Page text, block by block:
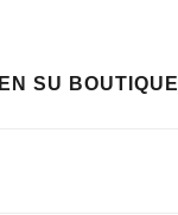
EN SU BOUTIQUE